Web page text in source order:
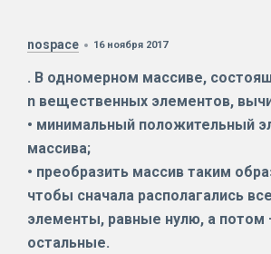
nospace 16 ноября 2017
. В одномерном массиве,
n вещественных элементов,
• минимальный положительный
массива;
• преобразить массив таким
чтобы сначала располагались все
элементы, равные нулю, а потом
остальные.